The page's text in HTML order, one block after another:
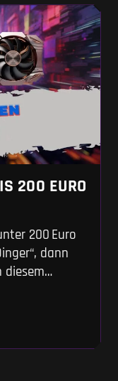
200 EURO
200 Euro
dann
diesem
sich
und
Giganten vom